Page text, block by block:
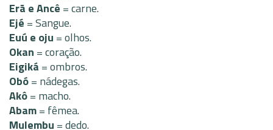
Erã e Ancê = carne.
Ejé = Sangue.
Euú e oju = olhos.
Okan = coração.
Eigiká = ombros.
Obó= nádegas.
Akô= macho.
Abam= fêmea.
Mulembu = dedo.